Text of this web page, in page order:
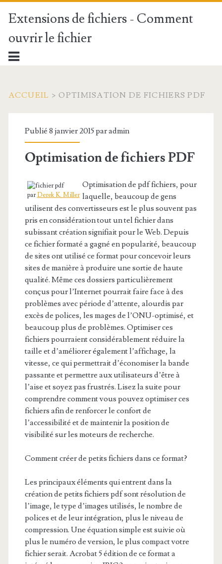
Extensions de fichiers - Comment
ouvrir le fichier
ACCUEIL > OPTIMISATION DE FICHIERS PDF
Publié 8 janvier 2015 paradmin
Optimisation de fichiers PDF
parDerek K. Miller
Optimisation de pdf fichiers, pour
laquelle, beaucoup de gens
utilisent des convertisseurs est le plus souvent pas
pris en considération tout un tel fichier dans
subissant création signifiait pour le Web. Depuis
ce fichier formaté a gagné en popularité, beaucoup
de sites ont utilisé ce format pour concevoir leurs
sites de manière à produire une sortie de haute
qualité. Même ces dossiers particulièrement
conçus pour l’Internet pourrait faire face à des
problèmes avec période d’attente, alourdis par
excès de polices, les mages de l’ONU-optimisé, et
beaucoup plus de problèmes. Optimiser ces
fichiers pourraient considérablement réduire la
taille et d’améliorer également l’affichage, la
vitesse, ce qui permettrait d’économiser la bande
passante et permettre aux utilisateurs d’être à
l’aise et soyez pas frustrés. Lisez la suite pour
comprendre comment vous pouvez optimiser ces
fichiers afin de renforcer le confort de
l’accessibilité et de maintenir la position de
visibilité sur les moteurs de recherche.
Comment créer de petits fichiers dans ce format?
Les principaux éléments qui entrent dans la
création de petits fichiers pdf sont résolution de
l’image, le type d’images utilisés, le nombre de
polices et de leur intégration, plus le niveau de
compression. Une équation simple est suivie où
plus le numéro de version, le plus compact votre
fichier serait. Acrobat 5 édition de ce format a